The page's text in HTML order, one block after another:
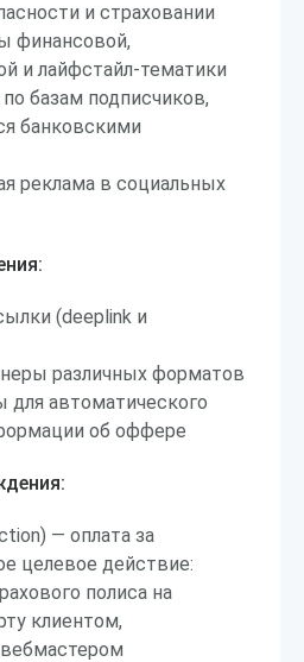
и страховании
финансовой,
и лайфстайл-тематики
базам подписчиков,
банковскими
реклама в социальных
(deeplink и
различных форматов
автоматического
об оффере
— оплата за
целевое действие:
полиса на
клиентом,